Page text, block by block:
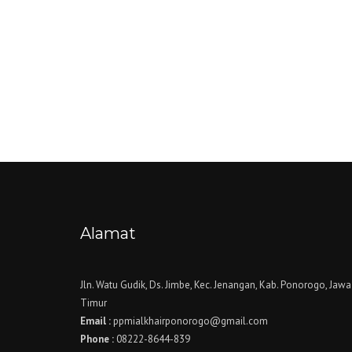
Alamat
Jln. Watu Gudik, Ds. Jimbe, Kec. Jenangan, Kab. Ponorogo, Jawa
Timur
Email : ppmialkhairponorogo@gmail.com
Phone : 08222-8644-839